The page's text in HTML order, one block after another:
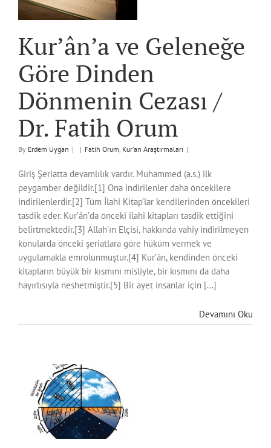
Kur’ân’a ve Geleneğe
Göre Dinden
Dönmenin Cezası /
Dr. Fatih Orum
By Erdem Uygan | | Fatih Orum Kur'an Araştırmaları |
Giriş Şeriatta devamlılık vardır. Muhammed (a.s.) ilk
peygamber değildir.[1] Ona indirilenler daha öncekilere
indirilenlerdir.[2] Tüm İlahi Kitap’lar kendilerinden öncekileri
tasdik eder. Kur’ân’da önceki ilahi kitapları tasdik ettiğini
belirtmektedir.[3] Allah’ın Elçisi, hakkında vahiy indirilmeyen
konularda önceki şeriatlara göre hüküm vermek ve
uygulamakla emrolunmuştur.[4] Kur’ân, kendinden önceki
kitapların büyük bir kısmını misliyle, bir kısmını da daha
hayırlısıyla neshetmiştir.[5] Bir ayet insanlar için [...]
Devamını Oku